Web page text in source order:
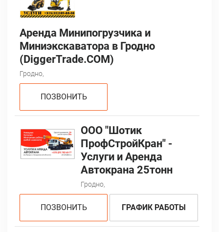
Аренда Минипогрузчика и
Миниэкскаватора в Гродно
(DiggerTrade.COM)
Гродно,
ПОЗВОНИТЬ
ООО "Шотик
ПрофСтройКран" -
Услуги и Аренда
Автокрана 25тонн
Гродно,
ПОЗВОНИТЬ ГРАФИК РАБОТЫ